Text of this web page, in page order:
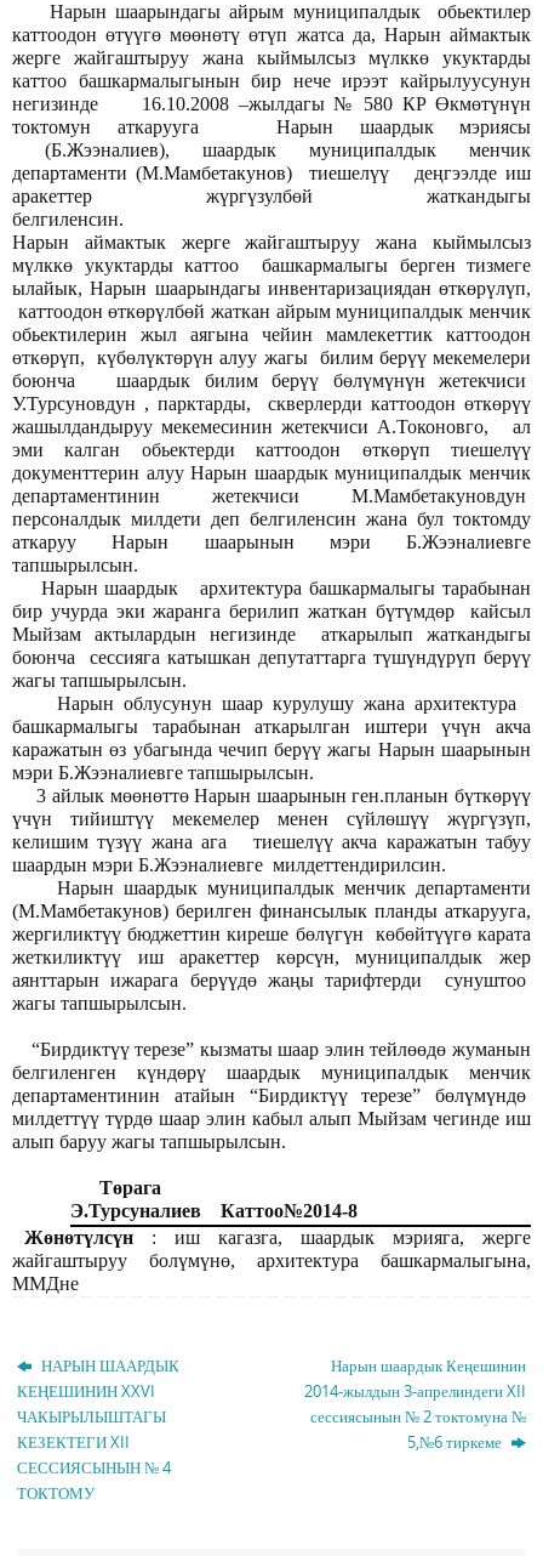
Нарын шаарындагы айрым муниципалдык обьектилер
каттоодон өтүүгө мөөнөтү өтүп жатса да, Нарын аймактык
жерге жайгаштыруу жана кыймылсыз мүлккө укуктарды
каттоо башкармалыгынын бир нече ирээт кайрылуусунун
негизинде 16.10.2008 –жылдагы № 580 КР Өкмөтүнүн
токтомун аткарууга Нарын шаардык мэриясы
(Б.Жээналиев), шаардык муниципалдык менчик
департаменти (М.Мамбетакунов) тиешелүү деңгээлде иш
аракеттер жүргүзулбөй жаткандыгы
белгиленсин.
Нарын аймактык жерге жайгаштыруу жана кыймылсыз
мүлккө укуктарды каттоо башкармалыгы берген тизмеге
ылайык, Нарын шаарындагы инвентаризациядан өткөрүлүп,
каттоодон өткөрүлбөй жаткан айрым муниципалдык менчик
обьектилерин жыл аягына чейин мамлекеттик каттоодон
өткөрүп, күбөлүктөрүн алуу жагы билим берүү мекемелери
боюнча шаардык билим берүү бөлүмүнүн жетекчиси
У.Турсуновдун , парктарды, скверлерди каттоодон өткөрүү
жашылдандыруу мекемесинин жетекчиси А.Токоновго, ал
эми калган обьектерди каттоодон өткөрүп тиешелүү
документтерин алуу Нарын шаардык муниципалдык менчик
департаментинин жетекчиси М.Мамбетакуновдун
персоналдык милдети деп белгиленсин жана бул токтомду
аткаруу Нарын шаарынын мэри Б.Жээналиевге
тапшырылсын.
Нарын шаардык архитектура башкармалыгы тарабынан
бир учурда эки жаранга берилип жаткан бүтүмдөр кайсыл
Мыйзам актылардын негизинде аткарылып жаткандыгы
боюнча сессияга катышкан депутаттарга түшүндүрүп берүү
жагы тапшырылсын.
Нарын облусунун шаар курулушу жана архитектура
башкармалыгы тарабынан аткарылган иштери үчүн акча
каражатын өз убагында чечип берүү жагы Нарын шаарынын
мэри Б.Жээналиевге тапшырылсын.
3 айлык мөөнөттө Нарын шаарынын ген.планын бүткөрүү
үчүн тийиштүү мекемелер менен сүйлөшүү жүргүзүп,
келишим түзүү жана ага тиешелүү акча каражатын табуу
шаардын мэри Б.Жээналиевге милдеттендирилсин.
Нарын шаардык муниципалдык менчик департаменти
(М.Мамбетакунов) берилген финансылык планды аткарууга,
жергиликтүү бюджеттин киреше бөлүгүн көбөйтүүгө карата
жеткиликтүү иш аракеттер көрсүн, муниципалдык жер
аянттарын ижарага берүүдө жаңы тарифтерди сунуштоо
жагы тапшырылсын.
“Бирдиктүү терезе” кызматы шаар элин тейлөөдө жуманын
белгиленген күндөрү шаардык муниципалдык менчик
департаментинин атайын “Бирдиктүү терезе” бөлүмүндө
милдеттүү түрдө шаар элин кабыл алып Мыйзам чегинде иш
алып баруу жагы тапшырылсын.
Төрага
Э.Турсуналиев Каттоо№2014-8
Жөнөтүлсүн : иш кагазга, шаардык мэрияга, жерге
жайгаштыруу болүмүнө, архитектура башкармалыгына,
ММДне
НАРЫН ШААРДЫК
КЕҢЕШИНИН XXVI
ЧАКЫРЫЛЫШТАГЫ
КЕЗЕКТЕГИ XII
СЕССИЯСЫНЫН № 4
ТОКТОМУ
Нарын шаардык Кеңешинин
2014-жылдын 3-апрелиндеги XII
сессиясынын № 2 токтомуна №
5,№6 тиркеме